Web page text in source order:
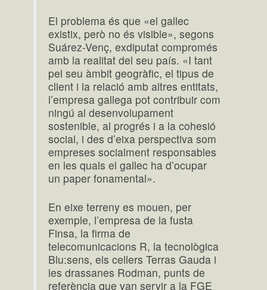
El problema és que «el gallec
existix, però no és visible», segons
Suárez-Venç, exdiputat compromés
amb la realitat del seu país. «I tant
pel seu àmbit geogràfic, el tipus de
client i la relació amb altres entitats,
l’empresa gallega pot contribuir com
ningú al desenvolupament
sostenible, al progrés i a la cohesió
social, i des d’eixa perspectiva som
empreses socialment responsables
en les quals el gallec ha d’ocupar
un paper fonamental».
En eixe terreny es mouen, per
exemple, l’empresa de la fusta
Finsa, la firma de
telecomunicacions R, la tecnològica
Blu:sens, els cellers Terras Gauda i
les drassanes Rodman, punts de
referència que van servir a la FGE